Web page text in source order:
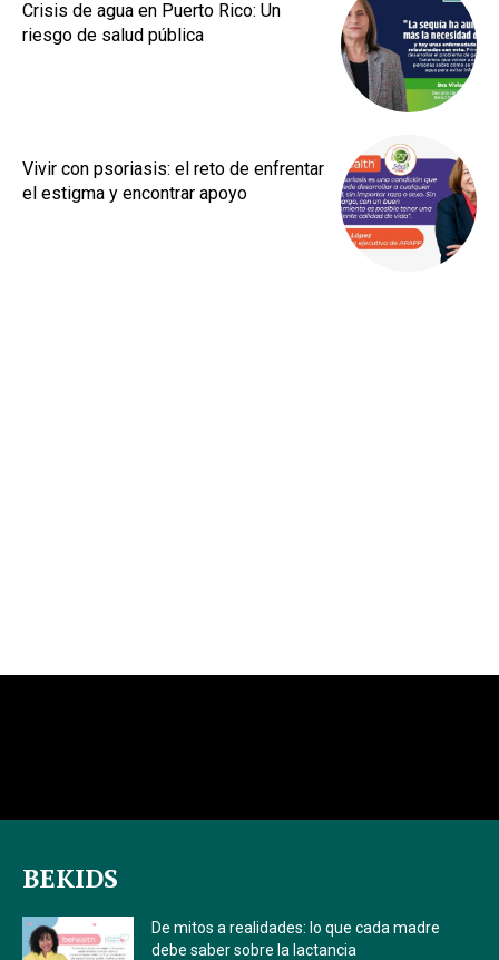
Crisis de agua en Puerto Rico: Un
riesgo de salud pública
Vivir con psoriasis: el reto de enfrentar
el estigma y encontrar apoyo
BEKIDS
De mitos a realidades: lo que cada madre
debe saber sobre la lactancia